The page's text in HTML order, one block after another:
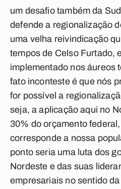
um desafio também da
defende a regionalização
uma velha reivindicação
tempos de Celso Furtado,
implementado nos áureos
fato inconteste é que nós
for possível a
seja, a aplicação aqui no
30% do orçamento
corresponde a nossa
ponto seria uma luta dos
Nordeste e das suas
empresariais no sentido